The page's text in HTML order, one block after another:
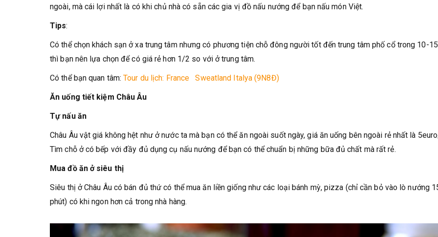
ngoài, mà cái lợi nhất là có khi chủ nhà có sẵn các gia vị đồ nấu nướng để bạn nấu món Việt.
Tips:
Có thể chọn khách sạn ở xa trung tâm nhưng có phương tiện chỗ đông người tốt đến trung tâm phố cổ trong 10-
thì bạn nên lựa chọn để có giá rẻ hơn 1/2 so với ở trung tâm.
Có thể bạn quan tâm:Tour du lịch: France Sweatland Italya (9N8Đ)
Ăn uống tiết kiệm Châu Âu
Tự nấu ăn
Châu Âu vật giá không hệt như ở nước ta mà bạn có thể ăn ngoài suốt ngày, giá ăn uống bên ngoài rẻ nhất là
Tìm chỗ ở có bếp với đầy đủ dụng cụ nấu nướng để bạn có thể chuẩn bị những bữa đủ chất mà rất rẻ.
Mua đồ ăn ở siêu thị
Siêu thị ở Châu Âu có bán đủ thứ có thể mua ăn liền giống như các loại bánh mỳ, pizza (chỉ cần bỏ vào lò nướng
phút) có khi ngon hơn cả trong nhà hàng.